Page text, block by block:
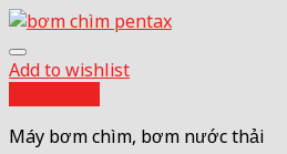
Add to wishlist
Máy bơm chìm, bơm nước thải